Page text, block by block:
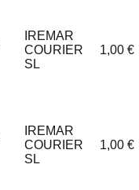
IREMAR
COURIER
SL
1,00 €
IREMAR
COURIER
SL
1,00 €